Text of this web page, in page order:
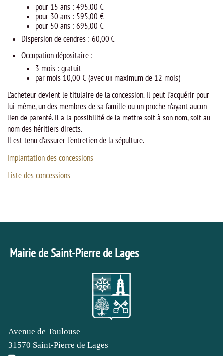
pour 15 ans : 495.00 €
pour 30 ans : 595,00 €
pour 50 ans : 695,00 €
Dispersion de cendres : 60,00 €
Occupation dépositaire :
3 mois : gratuit
par mois 10,00 € (avec un maximum de 12 mois)
L’acheteur devient le titulaire de la concession. Il peut l’acquérir pour
lui-même, un des membres de sa famille ou un proche n’ayant aucun
lien de parenté. Il a la possibilité de la mettre soit à son nom, soit au
nom des héritiers directs.
Il est tenu d'assurer l'entretien de la sépulture.
Implantation des concessions
Liste des concessions
Mairie de Saint-Pierre de Lages
Avenue de Toulouse
31570 Saint-Pierre de Lages